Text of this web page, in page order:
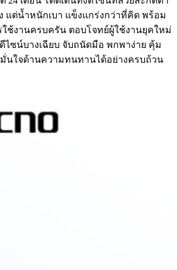
แต่น้ำหนักเบา แข็งแกร่งกว่าที่คิด พร้อม
ใช้งานครบครัน ตอบโจทย์ผู้ใช้งานยุคใหม่
ซน์บางเฉียบ จับถนัดมือ พกพาง่าย คุ้ม
นใจด้านความทนทานได้อย่างครบถ้วน